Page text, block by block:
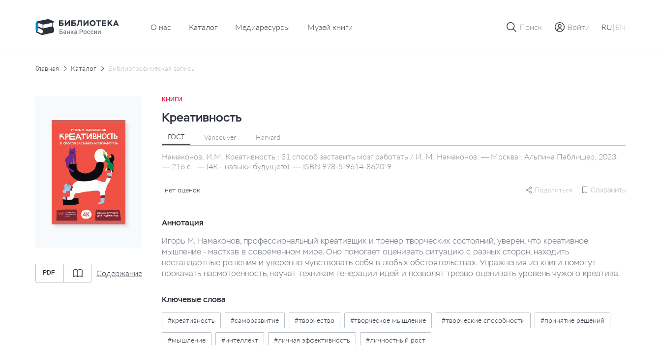
О нас Каталог Медиаресурсы Музей книги Поиск Войти RU| EN
Главная Каталог Библиографическая запись
PDF Содержание
КНИГИ
Креативность
ГОСТ Vancouver Harvard
Намаконов, И.М. Креативность : 31 способ заставить мозг работать / И. М. Намаконов. — Москва : Альпина Паблишер, 2023.
— 216 с.. — (4К - навыки будущего). — ISBN 978-5-9614-8620-9.
нет оценок Поделиться Сохранить
Аннотация
Игорь М. Намаконов, профессиональный креативщик и тренер творческих состояний, уверен, что креативное
мышление - мастхэв в современном мире. Оно помогает оценивать ситуацию с разных сторон, находить
нестандартные решения и уверенно чувствовать себя в любых обстоятельствах. Упражнения из книги помогут
прокачать насмотренность, научат техникам генерации идей и позволят трезво оценивать уровень чужого креатива.
Ключевые слова
#креативность #саморазвитие #творчество #творческое мышление #творческие способности #принятие решений
#мышление #интеллект #личная эффективность #личностный рост